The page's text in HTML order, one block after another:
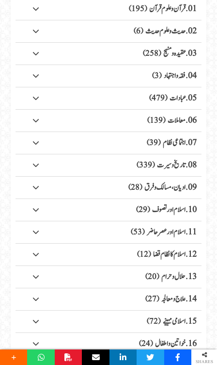
01. قرآن وعلوم قرآن (195)
02. حدیث وعلوم حدیث (6)
03. عقیدہ ومنہج (258)
04. فقہ واجتہاد (3)
05. عبادات (479)
06. معاملات (139)
07. اجتماعی نظام (39)
08. تاریخ وسیرت (339)
09. ادیان، مسالک وفرق (28)
10. اسلام اور تصوف (29)
11. اسلام اور عصر حاضر (53)
12. اسلام کا نظام قضا (12)
13. حلال وحرام (20)
14. علاج ومعالجہ (27)
15. اسلامی مہینے (72)
16. خواتین واطفال (24)
SHARES